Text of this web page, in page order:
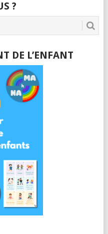
?
DE L’ENFANT